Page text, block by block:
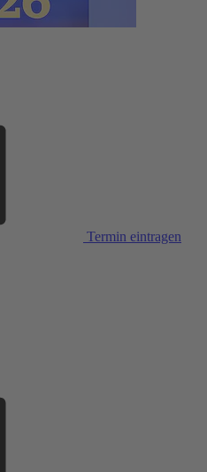
Termin eintragen